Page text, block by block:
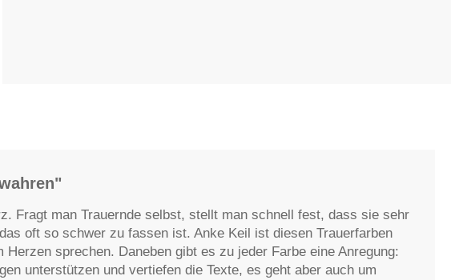
Fragt man Trauernde selbst, stellt man schnell fest, dass sie sehr
oft so schwer zu fassen ist. Anke Keil ist diesen Trauerfarben
sprechen. Daneben gibt es zu jeder Farbe eine Anregung:
unterstützen und vertiefen die Texte, es geht aber auch um